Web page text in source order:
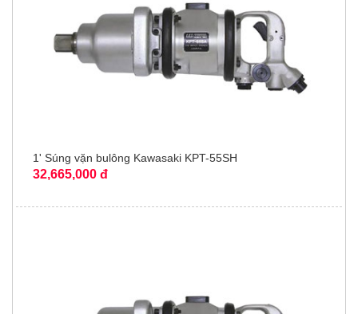
1' Súng vặn bulông Kawasaki KPT-55SH
32,665,000 đ